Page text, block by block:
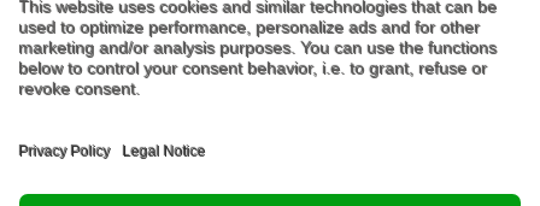
Impressum
Buchungsanfrage
"In den Wäldern sind Dinge, über die nachzudenken man jahrelang